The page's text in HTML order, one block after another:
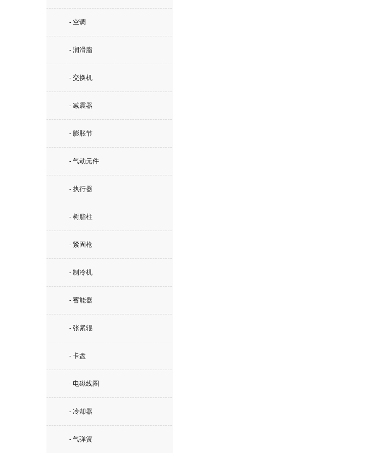
- 空调
- 润滑脂
- 交换机
- 减震器
- 膨胀节
- 气动元件
- 执行器
- 树脂柱
- 紧固枪
- 制冷机
- 蓄能器
- 张紧辊
- 卡盘
- 电磁线圈
- 冷却器
- 气弹簧